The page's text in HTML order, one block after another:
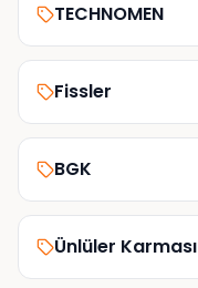
TECHNOMEN
Fissler
BGK
Ünlüler Karması